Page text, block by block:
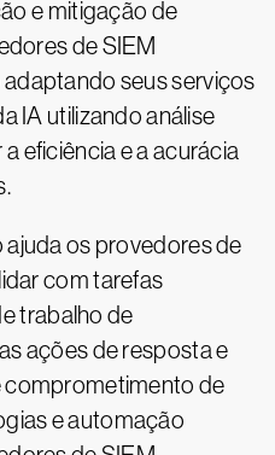
e mitigação de
de SIEM
seus serviços
IA utilizando análise
eficiência e a acurácia
os provedores de
com tarefas
trabalho de
ações de resposta e
comprometimento de
e automação